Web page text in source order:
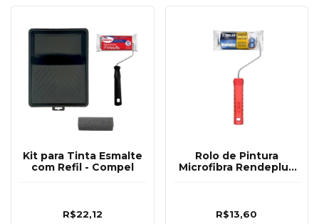
Kit para Tinta Esmalte
com Refil - Compel
R$22,12
Rolo de Pintura
Microfibra Rendeplus
R$13,60